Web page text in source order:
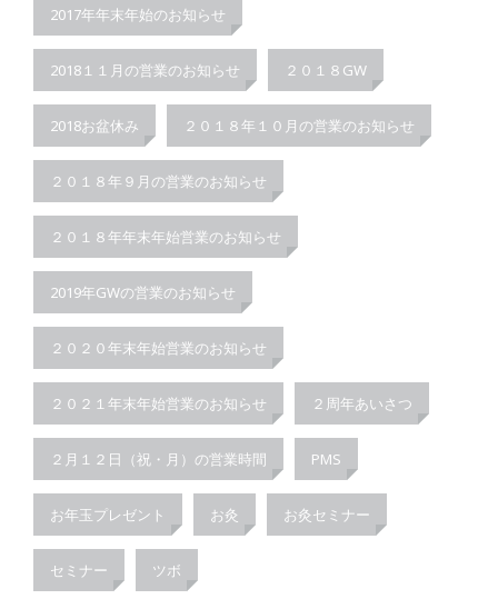
2017年年末年始のお知らせ
2018１１月の営業のお知らせ ２０１８GW
2018お盆休み ２０１８年１０月の営業のお知らせ
２０１８年９月の営業のお知らせ
２０１８年年末年始営業のお知らせ
2019年GWの営業のお知らせ
２０２０年末年始営業のお知らせ
２０２１年末年始営業のお知らせ ２周年あいさつ
２月１２日（祝・月）の営業時間 PMS
お年玉プレゼント お灸 お灸セミナー
セミナー ツボ